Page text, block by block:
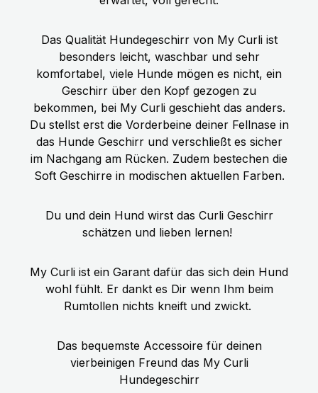
Das Qualität Hundegeschirr von My Curli ist
besonders leicht, waschbar und sehr
komfortabel, viele Hunde mögen es nicht, ein
Geschirr über den Kopf gezogen zu
bekommen, bei My Curli geschieht das anders.
Du stellst erst die Vorderbeine deiner Fellnase in
das Hunde Geschirr und verschließt es sicher
im Nachgang am Rücken. Zudem bestechen die
Soft Geschirre in modischen aktuellen Farben.
Du und dein Hund wirst das Curli Geschirr
schätzen und lieben lernen!
My Curli ist ein Garant dafür das sich dein Hund
wohl fühlt. Er dankt es Dir wenn Ihm beim
Rumtollen nichts kneift und zwickt.
Das bequemste Accessoire für deinen
vierbeinigen Freund das My Curli
Hundegeschirr